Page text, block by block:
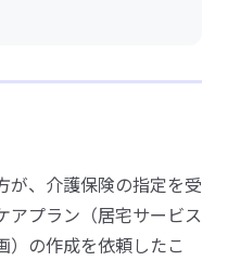
が、介護保険の指定を受
アプラン（居宅サービス
）の作成を依頼したこ